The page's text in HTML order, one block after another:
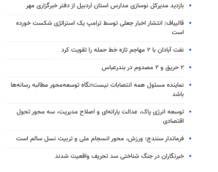
بازدید مدیرکل نوسازی مدارس استان اردبیل از دفتر خبرگزاری مهر
قالیباف: انتشار اخبار جعلی توسط ترامپ یک استراتژی شکست خورده
است
نفت آبادان با ۲ مهاجم تازه خط حمله را تقویت کرد
۲ حریق و ۲ مصدوم در بندرعباس
نماینده مسئول همه انتصابات نیست؛نگاه توسعه‌محور مطالبه رسانه‌ها
باشد
توسعه انرژی پاک، عدالت یارانه‌ای و اصلاح مدیریت، سه محور تحول
اقتصادی
فرماندار سنندج: ورزش، محور انسجام ملی و تربیت نسل سالم است
خبرنگاران در جنگ شناختی سد تحریف واقعیت شدند